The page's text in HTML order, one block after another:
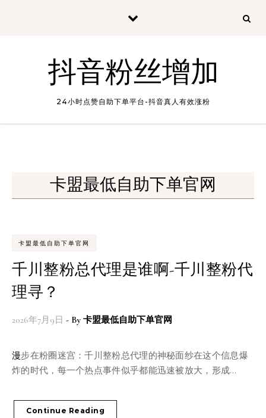
抖音粉丝增加
24小时点赞自助下单平台-抖音真人有效涨粉
卡盟最低自助下单官网
卡盟最低自助下单官网
千川整粉总代理是谁啊-千川整粉代
理寻？
2026年7月9日 - By 卡盟最低自助下单官网
漫步在粉圈迷宫：千川整粉总代理的神秘面纱在这个信息爆
炸的时代，每一个热点事件似乎都能迅速被放大，形成…
Continue Reading